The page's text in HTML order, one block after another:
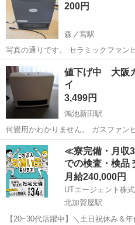
200円
森ノ宮駅
写真の通りです。 セラミックファンヒーターで足元などを暖めるのに
使えます。
大阪 森ノ宮駅 季
値下げ中 大阪
イ
3,499円
鴻池新田駅
何畳用かわかりません。 ガスファンヒーターなので部屋が早く暖かく
なります 購入した時期は忘れました
大阪 大阪市 鴻池新田駅
≪寮完備・月収
での検査・検品
月給240,000円
UTエージェント株式
北加賀屋駅
【20~30代活躍中】＼土日祝休み＆